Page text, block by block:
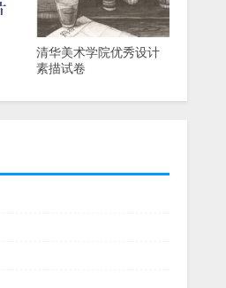
清华美术学院优秀设计
素描试卷